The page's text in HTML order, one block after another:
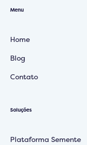
Menu
Home
Blog
Contato
Soluções
Plataforma Semente